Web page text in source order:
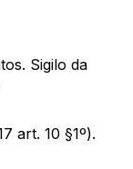
Sigilo da
art. 10 §1º).